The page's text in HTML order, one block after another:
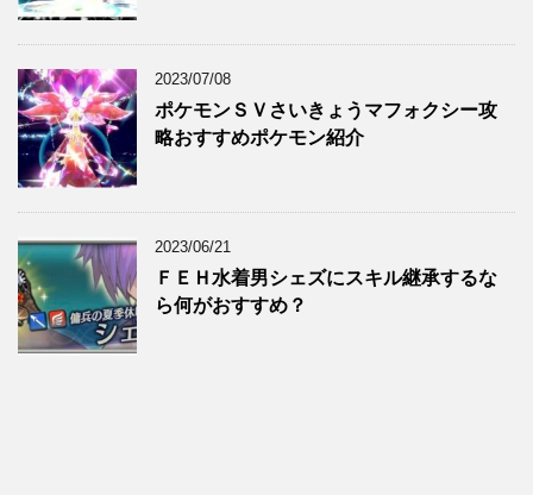
2023/07/08
ポケモンＳＶさいきょうマフォクシー攻
略おすすめポケモン紹介
2023/06/21
ＦＥＨ水着男シェズにスキル継承するな
ら何がおすすめ？